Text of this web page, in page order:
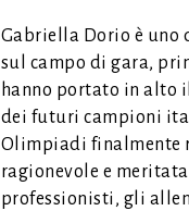
Gabriella Dorio è uno
sul campo di gara,
hanno portato in alto
dei futuri campioni
Olimpiadi finalmente
ragionevole e
professionisti, gli